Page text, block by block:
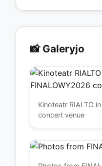
📸 Galeryjo
Kinoteatr RIALTO
concert venue